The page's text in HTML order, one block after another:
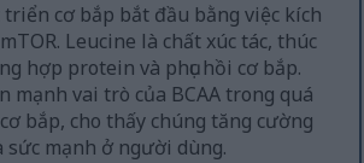
cơ bắp bắt đầu bằng việc kích
Leucine là chất xúc tác, thúc
hợp protein và phục hồi cơ bắp.
mạnh vai trò của BCAA trong quá
bắp, cho thấy chúng tăng cường
sức mạnh ở người dùng.